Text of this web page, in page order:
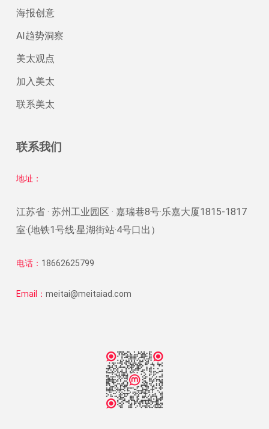
海报创意
AI趋势洞察
美太观点
加入美太
联系美太
联系我们
地址：
江苏省 · 苏州工业园区 · 嘉瑞巷8号·乐嘉大厦1815-1817
室·(地铁1号线·星湖街站·4号口出）
电话： 18662625799
Email： meitai@meitaiad.com